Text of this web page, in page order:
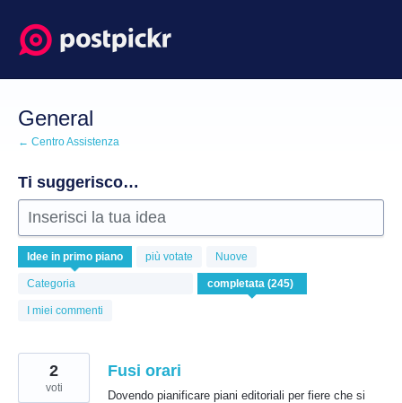
Salta
al
contenuto
General
← Centro Assistenza
Ti suggerisco…
Inserisci la tua idea
Idee in primo piano più votate Nuove
Categoria
I miei commenti
245
risultati
trovati
Fusi orari
Dovendo pianificare piani editoriali per fiere che si
2
voti